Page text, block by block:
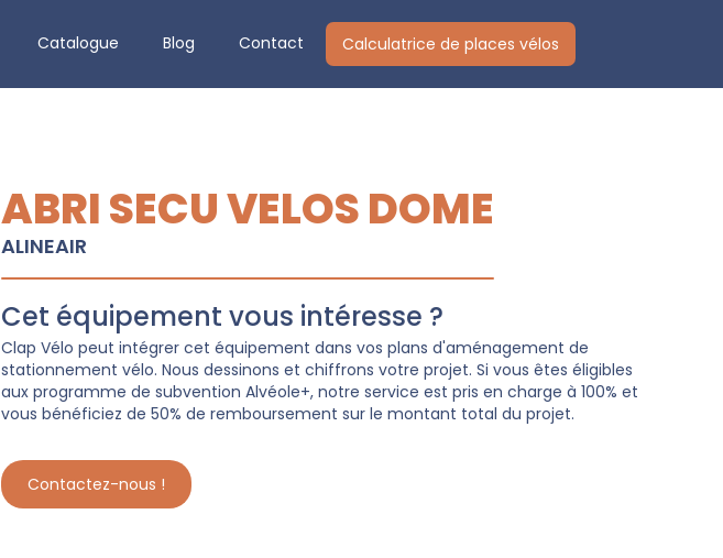
Catalogue Blog Contact Calculatrice de places vélos
ABRI SECU VELOS DOME
ALINEAIR
Cet équipement vous intéresse ?
Clap Vélo peut intégrer cet équipement dans vos plans d'aménagement de
stationnement vélo. Nous dessinons et chiffrons votre projet. Si vous êtes éligibles
aux programme de subvention Alvéole+, notre service est pris en charge à 100% et
vous bénéficiez de 50% de remboursement sur le montant total du projet.
Contactez-nous !